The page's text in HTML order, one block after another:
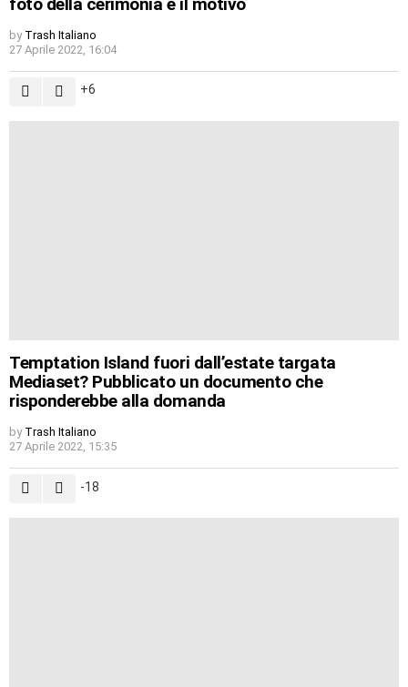
by Trash Italiano
27 Aprile 2022, 16:04
6
Temptation Island fuori dall’estate targata
Mediaset? Pubblicato un documento che
risponderebbe alla domanda
by Trash Italiano
27 Aprile 2022, 15:35
-18